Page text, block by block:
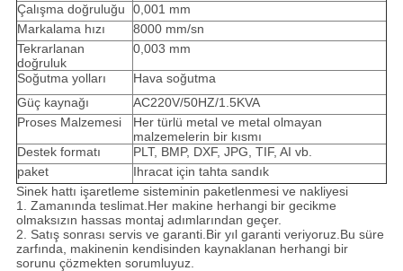
Çalışma doğruluğu
0,001 mm
Markalama hızı
8000 mm/sn
Tekrarlanan
doğruluk
0,003 mm
Soğutma yolları
Hava soğutma
Güç kaynağı
AC220V/50HZ/1.5KVA
Proses Malzemesi
Her türlü metal ve metal olmayan
malzemelerin bir kısmı
Destek formatı
PLT, BMP, DXF, JPG, TIF, AI vb.
paket
Ihracat için tahta sandık
Sinek hattı işaretleme sisteminin paketlenmesi ve nakliyesi
1. Zamanında teslimat.Her makine herhangi bir gecikme
olmaksızın hassas montaj adımlarından geçer.
2. Satış sonrası servis ve garanti.Bir yıl garanti veriyoruz.Bu süre
zarfında, makinenin kendisinden kaynaklanan herhangi bir
sorunu çözmekten sorumluyuz.